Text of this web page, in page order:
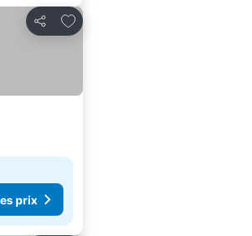
Partager
Ajouter à mes favoris
prix